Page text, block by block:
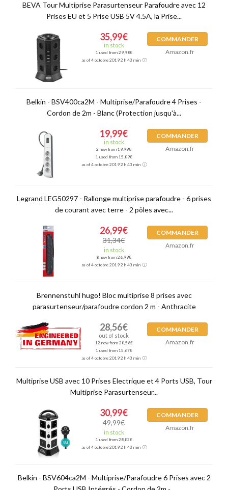
BEVA Tour Multiprise Parasurtenseur Parafoudre avec 12
Prises EU et 5 Prise USB 5V 4.5A, la Prise...
35,99€
in stock
1 used from 29,98€
as of 4 octobre 2019 2 h 43 min
COMMANDER
Amazon.fr
Belkin - BSV400ca2M - Multiprise/Parafoudre 4 Prises -
Cordon de 2m - Blanc (Protection jusqu'à...
19,99€
in stock
2 new from 19,99€
1 used from 15,89€
as of 4 octobre 2019 2 h 43 min
COMMANDER
Amazon.fr
Legrand LEG50297 - Rallonge multiprise parafoudre - 6 prises
de courant avec terre - 2 pôles avec...
26,99€
31,34€
in stock
8 new from 26,99€
as of 4 octobre 2019 2 h 43 min
COMMANDER
Amazon.fr
Brennenstuhl hugo! Bloc multiprise 8 prises avec
parasurtenseur/parafoudre cordon 2 m - Anthracite
28,56€
out of stock
12 new from 28,56€
1 used from 15,67€
as of 4 octobre 2019 2 h 43 min
COMMANDER
Amazon.fr
Multiprise USB avec 10 Prises Electrique et 4 Ports USB, Tour
Multiprise Parasurtenseur...
30,99€
49,99€
in stock
1 used from 28,82€
as of 4 octobre 2019 2 h 43 min
COMMANDER
Amazon.fr
Belkin - BSV604ca2M - Multiprise/Parafoudre 6 Prises avec 2